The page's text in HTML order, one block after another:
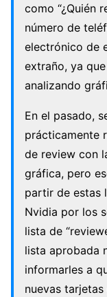
como “¿Quién
número de
electrónico de
extraño, ya
analizando
En el pasado,
prácticamente
de review con
gráfica, pero
partir de estas
Nvidia por los
lista de
lista aprobada
informarles a
nuevas